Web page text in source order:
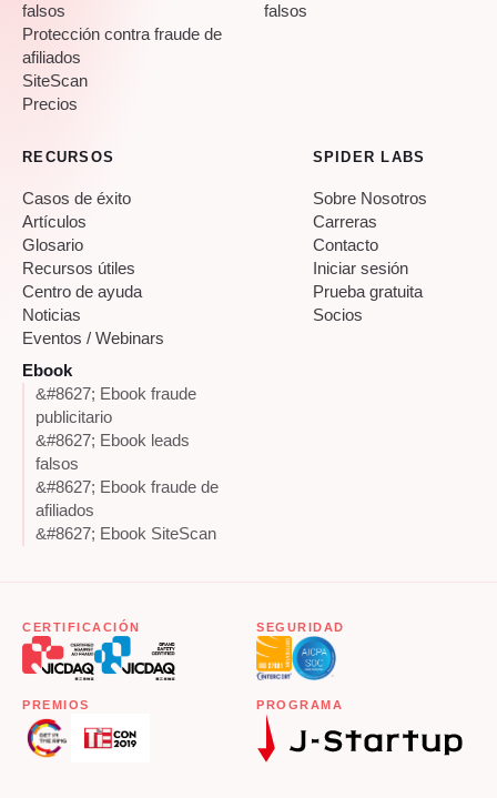
falsos
Protección contra fraude de
afiliados
SiteScan
Precios
falsos
RECURSOS
Casos de éxito
Artículos
Glosario
Recursos útiles
Centro de ayuda
Noticias
Eventos / Webinars
Ebook
&#8627; Ebook fraude
publicitario
&#8627; Ebook leads
falsos
&#8627; Ebook fraude de
afiliados
&#8627; Ebook SiteScan
SPIDER LABS
Sobre Nosotros
Carreras
Contacto
Iniciar sesión
Prueba gratuita
Socios
CERTIFICACIÓN SEGURIDAD
PREMIOS PROGRAMA